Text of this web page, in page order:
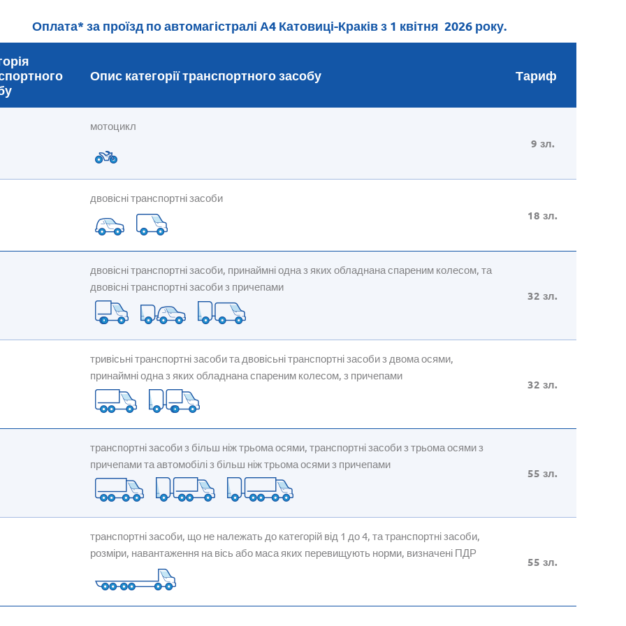
Оплата* за проїзд по автомагістралі А4 Катовиці-Краків з 1 квітня 2026 року.
Опис категорії транспортного засобу Тариф
мотоцикл
9 зл.
двовісні транспортні засоби
18 зл.
двовісні транспортні засоби, принаймні одна з яких обладнана спареним колесом, та
двовісні транспортні засоби з причепами
32 зл.
тривісьні транспортні засоби та двовісьні транспортні засоби з двома осями,
принаймні одна з яких обладнана спареним колесом, з причепами
32 зл.
транспортні засоби з більш ніж трьома осями, транспортні засоби з трьома осями з
причепами та автомобілі з більш ніж трьома осями з причепами
55 зл.
транспортні засоби, що не належать до категорій від 1 до 4, та транспортні засоби,
розміри, навантаження на вісь або маса яких перевищують норми, визначені ПДР
55 зл.